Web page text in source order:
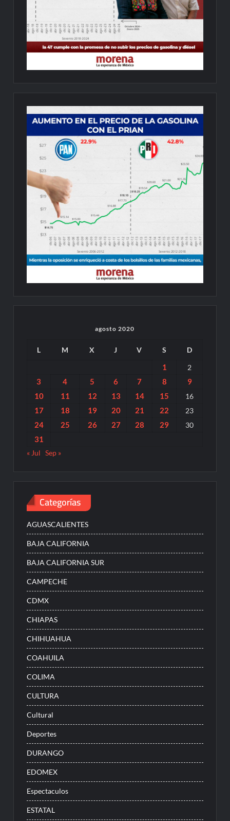
agosto 2020
L M X J V S D
1 2
3 4 5 6 7 8
9
10
11 12 13 14 15 16
17 18 19 20 21 22 23
24 25 26 27 28 29 30
31
« Jul Sep »
Categorías
AGUASCALIENTES
BAJA CALIFORNIA
BAJA CALIFORNIA SUR
CAMPECHE
CDMX
CHIAPAS
CHIHUAHUA
COAHUILA
COLIMA
CULTURA
Cultural
Deportes
DURANGO
EDOMEX
Espectaculos
ESTATAL